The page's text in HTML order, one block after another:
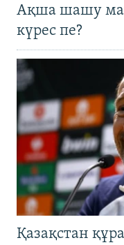
Ақша шашу ма
күрес пе?
Қазақстан